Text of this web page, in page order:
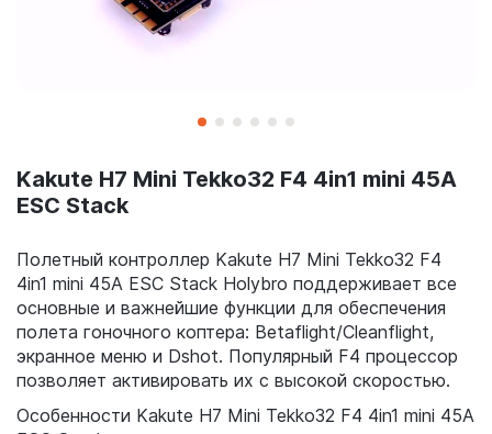
Kakute H7 Mini Tekko32 F4 4in1 mini 45A
ESC Stack
Полетный контроллер Kakute H7 Mini Tekko32 F4
4in1 mini 45A ESC Stack Holybro поддерживает все
основные и важнейшие функции для обеспечения
полета гоночного коптера: Betaflight/Cleanflight,
экранное меню и Dshot. Популярный F4 процессор
позволяет активировать их с высокой скоростью.
Особенности Kakute H7 Mini Tekko32 F4 4in1 mini 45A